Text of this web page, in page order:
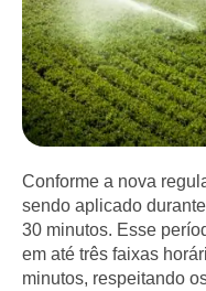
Conforme a nova
sendo aplicado
30 minutos. Esse
em até três faixas
minutos, respeitando